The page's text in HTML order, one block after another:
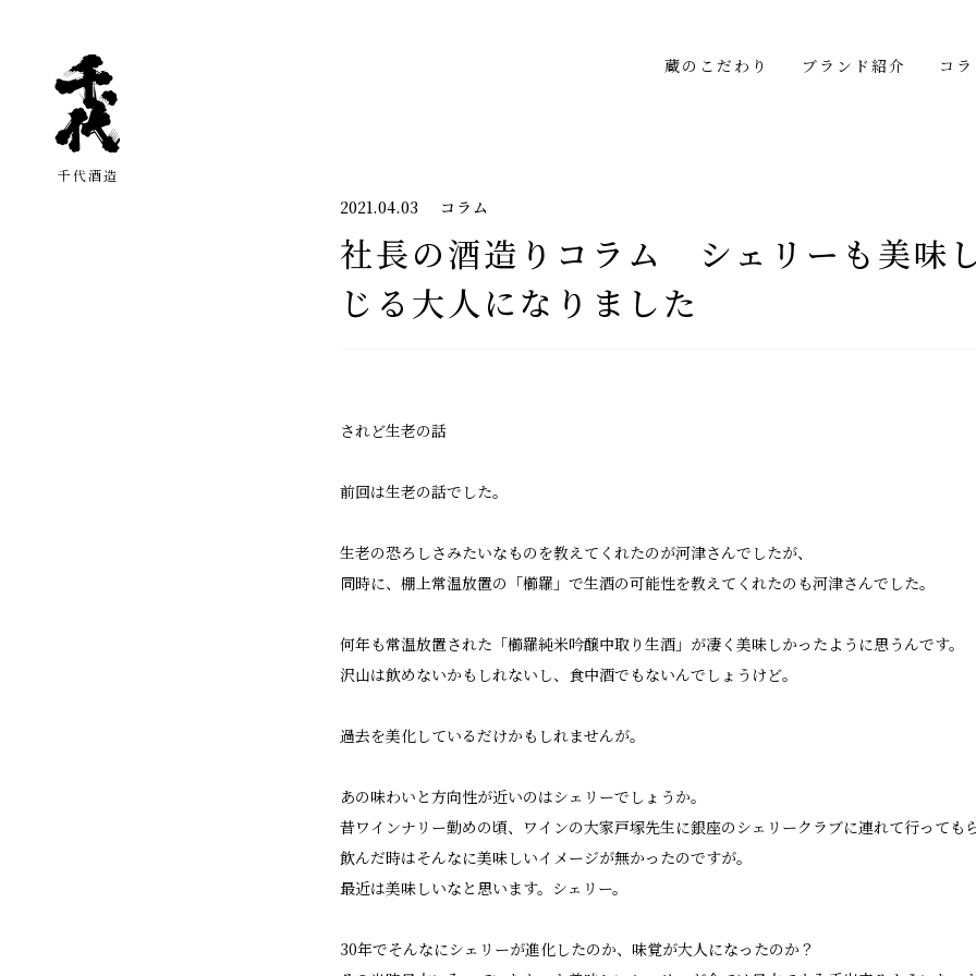
千代酒造
蔵のこだわり ブランド紹介 コ
2021.04.03 コラム
社長の酒造りコラム シェリーも美味
じる大人になりました
されど生老の話
前回は生老の話でした。
生老の恐ろしさみたいなものを教えてくれたのが河津さんでしたが、
同時に、棚上常温放置の「櫛羅」で生酒の可能性を教えてくれたのも河津さんでした。
何年も常温放置された「櫛羅純米吟醸中取り生酒」が凄く美味しかったように思うんです。
沢山は飲めないかもしれないし、食中酒でもないんでしょうけど。
過去を美化しているだけかもしれませんが。
あの味わいと方向性が近いのはシェリーでしょうか。
昔ワインナリー勤めの頃、ワインの大家戸塚先生に銀座のシェリークラブに連れて行っても
飲んだ時はそんなに美味しいイメージが無かったのですが。
最近は美味しいなと思います。シェリー。
30年でそんなにシェリーが進化したのか、味覚が大人になったのか？